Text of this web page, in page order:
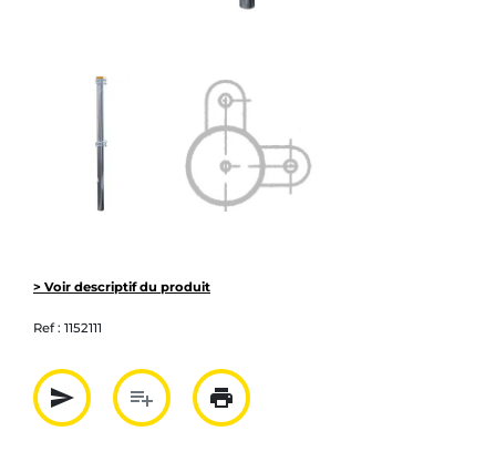
> Voir descriptif du produit
Ref : 1152111
send
Partager par mail
playlist_add
Ajouter à la liste
print
Imprimer